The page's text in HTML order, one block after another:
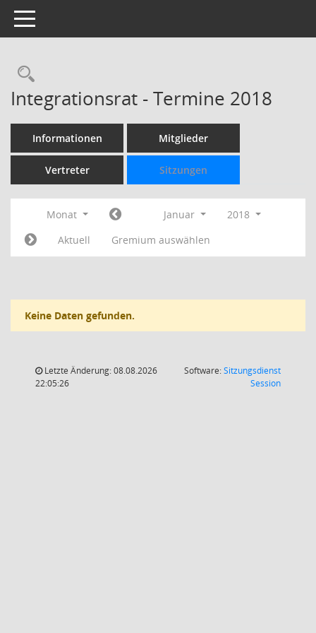
Toggle navigation
Rechercheauswahl
Integrationsrat - Termine 2018
Informationen Mitglieder
Vertreter Sitzungen
Monat Januar
2018
Aktuell
Gremium auswählen
Keine Daten gefunden.
Letzte Änderung: 08.08.2026
22:05:26
Software:Sitzungsdienst
Session(Wird in